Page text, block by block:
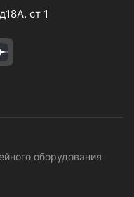
ст 1
оборудования